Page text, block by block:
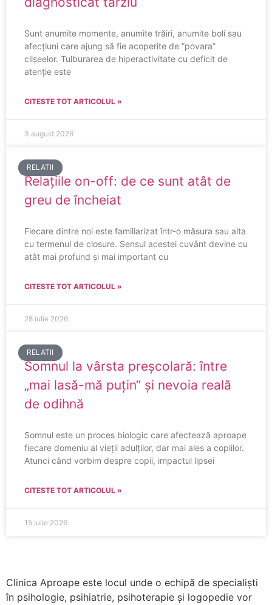
Sunt anumite momente, anumite trăiri, anumite boli sau
afecțiuni care ajung să fie acoperite de ”povara”
clișeelor. Tulburarea de hiperactivitate cu deficit de
atenție este
CITESTE TOT ARTICOLUL »
3 august 2026
RELATII
Relațiile on-off: de ce sunt atât de
greu de încheiat
Fiecare dintre noi este familiarizat într-o măsura sau alta
cu termenul de closure. Sensul acestei cuvânt devine cu
atât mai profund și mai important cu
CITESTE TOT ARTICOLUL »
28 iulie 2026
RELATII
Somnul la vârsta preșcolară: între
„mai lasă-mă puțin“ și nevoia reală
de odihnă
Somnul este un proces biologic care afectează aproape
fiecare domeniu al vieții adulților, dar mai ales a copiilor.
Atunci când vorbim despre copii, impactul lipsei
CITESTE TOT ARTICOLUL »
15 iulie 2026
Clinica Aproape este locul unde o echipă de specialiști
în psihologie, psihiatrie, psihoterapie și logopedie vor